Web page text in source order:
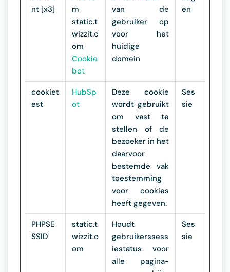
nt [x3]
m
static.t
wizzit.c
om
Cookie
bot
van de
gebruiker op
voor het
huidige
domein
en
cookiet
est
HubSp
ot
Deze cookie
wordt gebruikt
om vast te
stellen of de
bezoeker in het
daarvoor
bestemde vak
toestemming
voor cookies
heeft gegeven.
Ses
sie
PHPSE
SSID
static.t
wizzit.c
om
Houdt
gebruikerssess
iestatus voor
alle pagina-
Ses
sie